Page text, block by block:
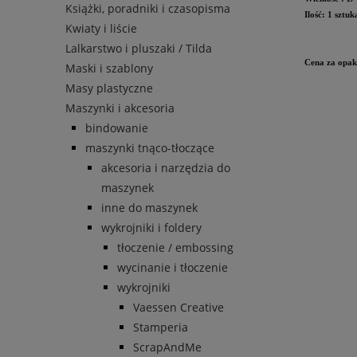
Książki, poradniki i czasopisma
Kwiaty i liście
Lalkarstwo i pluszaki / Tilda
Maski i szablony
Masy plastyczne
Maszynki i akcesoria
bindowanie
maszynki tnąco-tłoczące
akcesoria i narzędzia do
maszynek
inne do maszynek
wykrojniki i foldery
tłoczenie / embossing
wycinanie i tłoczenie
wykrojniki
Vaessen Creative
Stamperia
ScrapAndMe
Ilość: 1
Cena za